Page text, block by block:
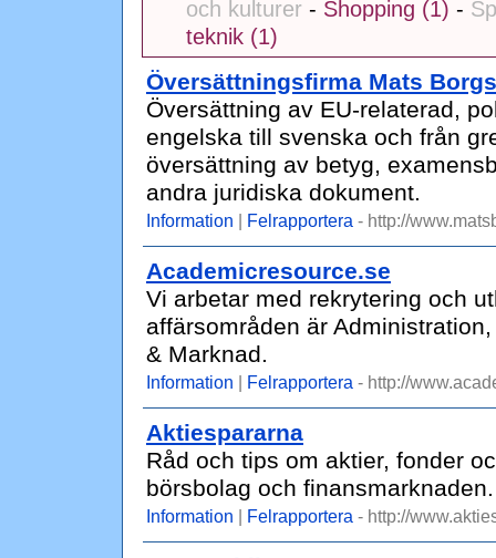
och kulturer - Shopping (1) -
teknik (1)
Översättningsfirma Mats
Översättning av EU-relaterad,
engelska till svenska och från
översättning av betyg,
andra juridiska dokument.
Information | Felrapportera - http://
Academicresource.se
Vi arbetar med rekrytering och
affärsområden är
& Marknad.
Information | Felrapportera - http://
Aktiespararna
Råd och tips om aktier, fonder
börsbolag och finansmarknaden.
Information | Felrapportera - http://